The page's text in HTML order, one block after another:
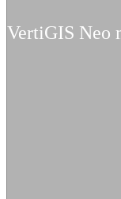
VertiGIS Neo